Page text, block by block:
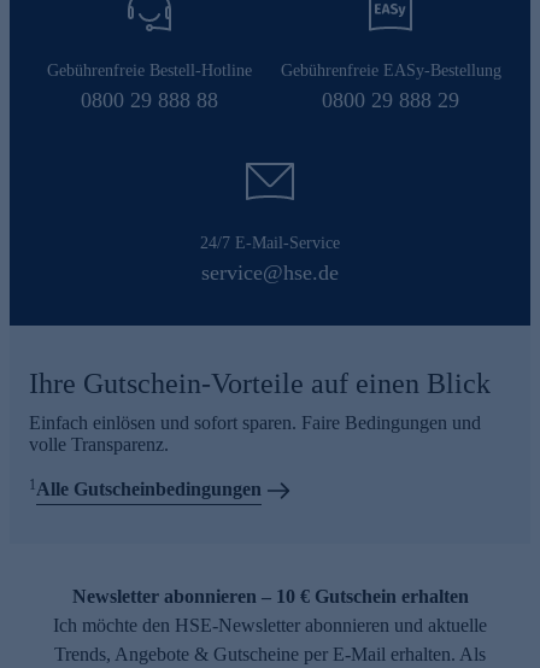
Gebührenfreie Bestell-Hotline
0800 29 888 88
Gebührenfreie EASy-Bestellung
0800 29 888 29
24/7 E-Mail-Service
service@hse.de
Ihre Gutschein-Vorteile auf einen Blick
Einfach einlösen und sofort sparen. Faire Bedingungen und
volle Transparenz.
1Alle Gutscheinbedingungen
Newsletter abonnieren – 10 € Gutschein erhalten
Ich möchte den HSE-Newsletter abonnieren und aktuelle
Trends, Angebote & Gutscheine per E-Mail erhalten. Als